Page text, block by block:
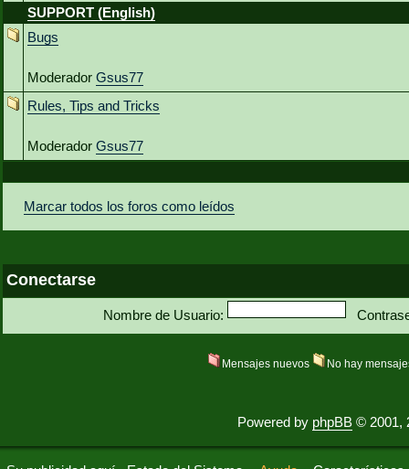
SUPPORT (English)
Bugs
Moderador Gsus77
Rules, Tips and Tricks
Moderador Gsus77
Marcar todos los foros como leídos
Conectarse
Nombre de Usuario:
Mensajes nuevos No hay
Powered by phpBB © 2001,